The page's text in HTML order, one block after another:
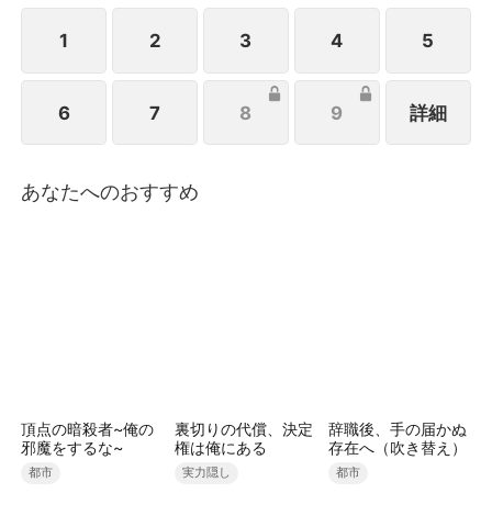
れて彼女 を守ってくれる。そんな中で、二人の心の
距 離も徐々に縮まっていく――。
1 2 3 4 5
6 7 8 9 詳細
あなたへのおすすめ
頂点の暗殺者~俺の
邪魔をするな~
都市
裏切りの代償、決定
権は俺にある
実力隠し
辞職後、手の届かぬ
存在へ（吹き替え）
都市